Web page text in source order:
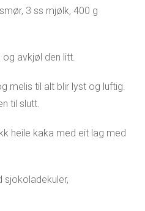
3 ss mjølk, 400 g
avkjøl den litt.
melis til alt blir lyst og luftig.
til slutt.
heile kaka med eit lag med
sjokoladekuler,